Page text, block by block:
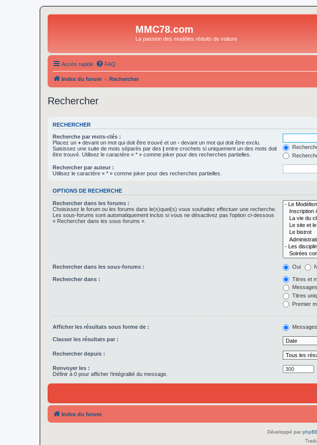
MMC78.com
La passion des modèles réduits de voiture
Accès rapide FAQ
Index du forum Rechercher
Rechercher
RECHERCHER
Recherche par mots-clés :
Placez un + devant un mot qui doit être trouvé et un - devant un mot qui doit être exclu.
Saisissez une suite de mots séparés par des | entre crochets si uniquement un des mots doit
être trouvé. Utilisez le caractère « * » comme joker pour des recherches partielles.
Rechercher par auteur :
Utilisez le caractère « * » comme joker pour des recherches partielles.
OPTIONS DE RECHERCHE
Rechercher dans les forums :
Choisissez le forum ou les forums dans le(s)quel(s) vous souhaitez effectuer une recherche.
Les sous-forums sont automatiquement inclus si vous ne désactivez pas l’option ci-dessous
« Rechercher dans les sous-forums ».
Rechercher dans les sous-forums : Oui
Rechercher dans :
Titres et
Titres
Premier
Afficher les résultats sous forme de : Messages
Classer les résultats par :
Rechercher depuis :
Renvoyer les :
Définir à 0 pour afficher l’intégralité du message.
Index du forum
Développé par